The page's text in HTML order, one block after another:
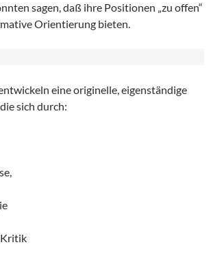
sagen, daß ihre Positionen „zu offen“
Orientierung bieten.
eine originelle, eigenständige
sich durch: